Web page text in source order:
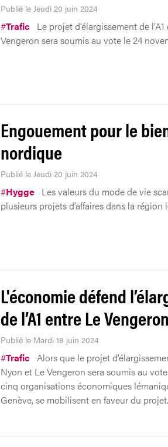
Publié le Jeudi 20 juin 2024
#Trafic
Le projet d’élargissement de
Vengeron sera soumis au vote le 24
Engouement pour le
nordique
Publié le Jeudi 20 juin 2024
#Hygge Les valeurs du mode de vie
plusieurs projets d’affaires dans la région
L'économie défend
de l’A1 entre Le
Publié le Mardi 18 juin 2024
#Trafic Alors que le projet
Nyon et Le Vengeron sera soumis au
cinq organisations économiques
Genève, se mobilisent en faveur du projet.